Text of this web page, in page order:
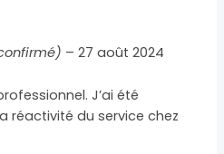
– 27 août 2024
J’ai été
réactivité du service chez